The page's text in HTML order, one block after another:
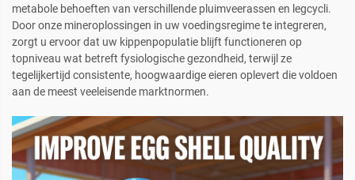
metabole behoeften van verschillende pluimveerassen en legcycli.
Door onze mineroplossingen in uw voedingsregime te integreren,
zorgt u ervoor dat uw kippenpopulatie blijft functioneren op
topniveau wat betreft fysiologische gezondheid, terwijl ze
tegelijkertijd consistente, hoogwaardige eieren oplevert die voldoen
aan de meest veeleisende marktnormen.